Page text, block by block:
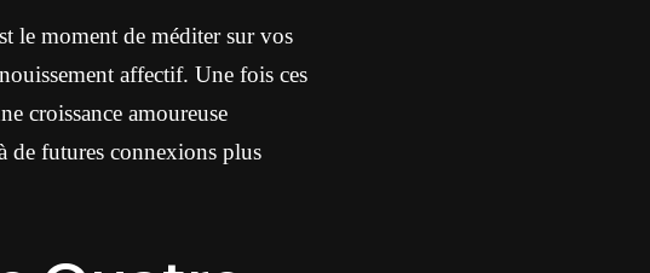
le moment de méditer sur vos
affectif. Une fois ces
croissance amoureuse
de futures connexions plus